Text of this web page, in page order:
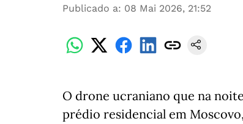
Publicado a: 08 Mai 2026, 21:52
O drone ucraniano que na
prédio residencial em